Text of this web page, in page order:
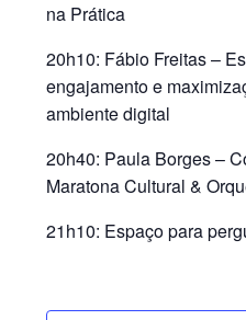
na Prática
20h10: Fábio Freitas –
engajamento e
ambiente digital
20h40: Paula Borges –
Maratona Cultural &
21h10: Espaço para